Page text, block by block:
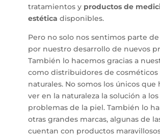
tratamientos y productos de
estética disponibles.
Pero no solo nos sentimos parte
por nuestro desarrollo de nuevos
También lo hacemos gracias a
como distribuidores de cosméticos
naturales. No somos los únicos que
ver en la naturaleza la solución a
problemas de la piel. También lo
otras grandes marcas, algunas de
cuentan con productos